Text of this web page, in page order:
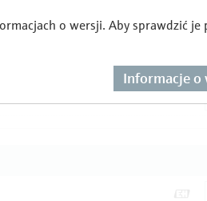
o wersji. Aby sprawdzić je
Informacje o